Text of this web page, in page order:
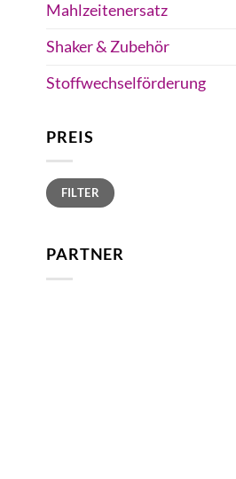
Mahlzeitenersatz
Shaker & Zubehör
Stoffwechselförderung
PREIS
Min.
Preis
Max.
PreisFILTER
PARTNER